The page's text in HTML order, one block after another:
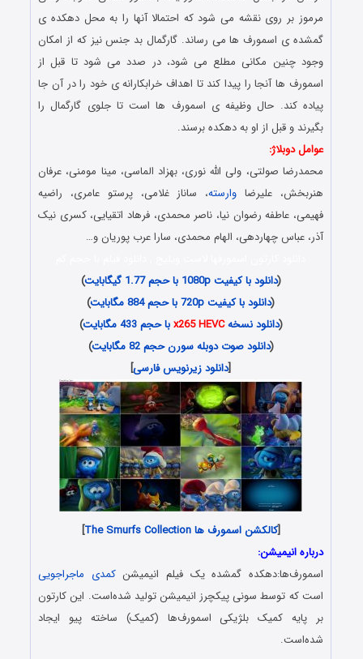
مرموز بر روی نقشه می شود که احتمالا آنها را به محل دهکده ی
گمشده ی اسمورف ها می رساند. گارگمال بد جنس نیز که از امکان
وجود چنین مکانی مطلع می شود، در صدد می شود تا قبل از
اسمورف ها آنجا را پیدا کند تا اهداف خرابکارانه ی خود را در آن جا
پیاده کند. حال وظیفه ی اسمورف ها است تا جلوی گارگمال را
بگیرند و قبل از او به دهکده برسند.
عوامل دوبلاژ:
محمدرضا صولتی، ولی الله نوری، بهزاد الماسی، مینا مومنی، عرفان
هنربخش، علیرضا وارسته، ساناز غلامی، پرستو عامری، راضیه
فهیمی، عاطفه رضوان نیا، ناصر محمدی، فرهاد اتقیایی، کسری نیک
آذر، عباس چهاردهی، الهام محمدی، سارا عرب پوریان و…
(دانلود با کیفیت 1080p با حجم 1.77 گیگابایت
)
(دانلود با کیفیت 720p با حجم 884 مگابایت
)
(دانلود نسخهx265 HEVCبا حجم 433 مگابایت
)
(دانلود صوت دوبله سورن حجم 82 مگابایت
)
[دانلود زیرنویس فارسی]
[کالکشن اسمورف ها The Smurfs Collection
]
درباره انیمیشن:
اسمورف‌ها:دهکده گمشده یک فیلم انیمیشنکمدی ماجراجویی
است که توسط سونی پیکچرز انیمیشن تولید شده‌است. این کارتون
بر پایه کمیک بلژیکی اسمورف‌ها (کمیک) ساخته پیو ایجاد
شده‌است.